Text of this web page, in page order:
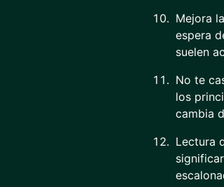
Mejora
espera
suelen
No te
los
cambia
Lectura